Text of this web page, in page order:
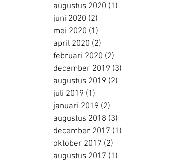
augustus 2020 (1)
juni 2020 (2)
mei 2020 (1)
april 2020 (2)
februari 2020 (2)
december 2019 (3)
augustus 2019 (2)
juli 2019 (1)
januari 2019 (2)
augustus 2018 (3)
december 2017 (1)
oktober 2017 (2)
augustus 2017 (1)